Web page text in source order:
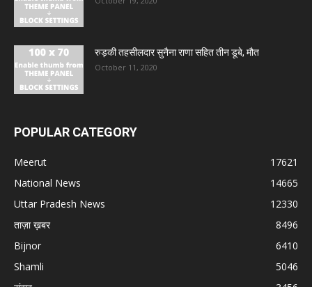
रुड़की तहसीलदार सुनैना राणा सहित तीन डूबे, मौत
October 11, 2020
POPULAR CATEGORY
Meerut
17621
National News
14665
Uttar Pradesh News
12330
ताज़ा ख़बर
8496
Bijnor
6410
Shamli
5046